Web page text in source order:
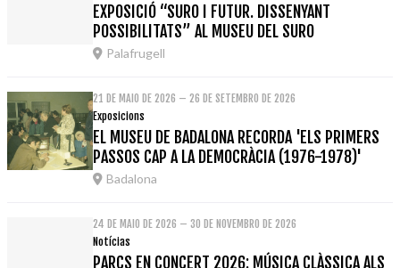
EXPOSICIÓ “SURO I FUTUR. DISSENYANT
POSSIBILITATS” AL MUSEU DEL SURO
Palafrugell
21 DE MAIO DE 2026 – 26 DE SETEMBRO DE 2026
Exposicions
EL MUSEU DE BADALONA RECORDA 'ELS PRIMERS
PASSOS CAP A LA DEMOCRÀCIA (1976-1978)'
Badalona
24 DE MAIO DE 2026 – 30 DE NOVEMBRO DE 2026
Notícias
PARCS EN CONCERT 2026: MÚSICA CLÀSSICA ALS